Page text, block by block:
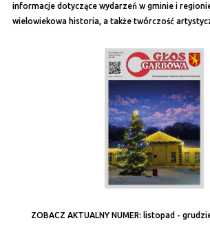
informacje dotyczące wydarzeń w gminie i
wielowiekowa historia, a także twórczość
ZOBACZ AKTUALNY NUMER: listopad -